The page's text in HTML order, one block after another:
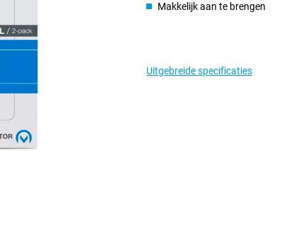
Makkelijk aan te brengen
Uitgebreide specificaties